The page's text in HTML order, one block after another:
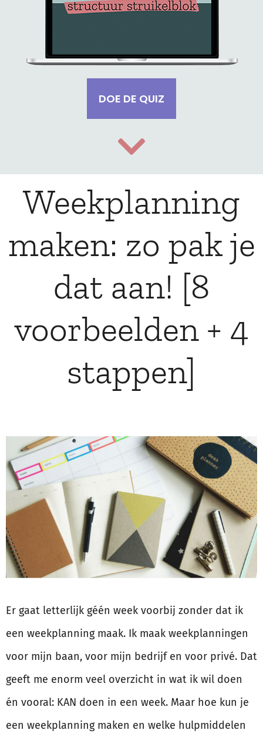
DOE DE QUIZ
Weekplanning
maken: zo pak je
dat aan! [8
voorbeelden + 4
stappen]
Er gaat letterlijk géén week voorbij zonder dat ik
een weekplanning maak. Ik maak weekplanningen
voor mijn baan, voor mijn bedrijf en voor privé. Dat
geeft me enorm veel overzicht in wat ik wil doen
én vooral: KAN doen in een week. Maar hoe kun je
een weekplanning maken en welke hulpmiddelen